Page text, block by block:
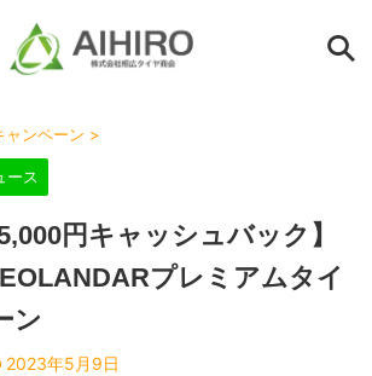
ャンペーン >
ース
円キャッシュバック】
プレミアムタイ
ン
2023年5月9日